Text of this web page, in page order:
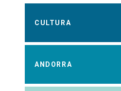
CULTURA
ANDORRA